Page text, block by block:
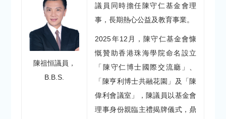
陳祖恒議員，
B.B.S.
議員同時擔任陳守仁基金會理
事，長期熱心公益及教育事業。
2025年12月，陳守仁基金會慷
慨贊助香港珠海學院命名設立
「陳守仁博士國際交流廳」、
「陳亨利博士共融花園」及「陳
偉利會議室」，陳議員以基金會
理事身份親臨主禮揭牌儀式，鼎